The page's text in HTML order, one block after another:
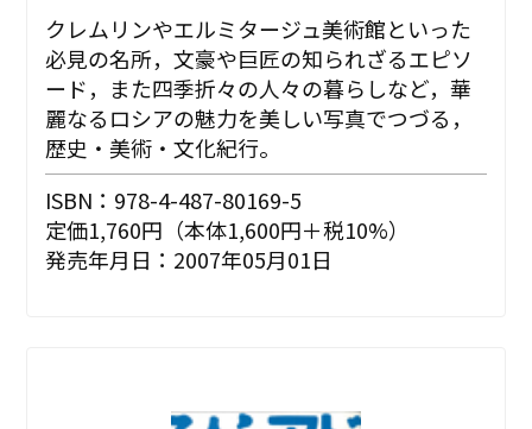
クレムリンやエルミタージュ美術館といった
必見の名所，文豪や巨匠の知られざるエピソ
ード，また四季折々の人々の暮らしなど，華
麗なるロシアの魅力を美しい写真でつづる，
歴史・美術・文化紀行。
ISBN：978-4-487-80169-5
定価1,760円（本体1,600円＋税10%）
発売年月日：2007年05月01日